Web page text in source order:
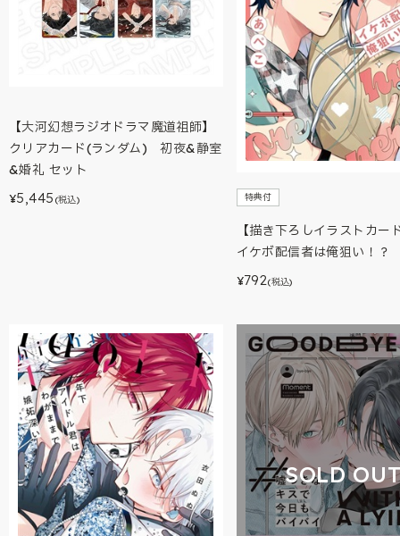
【大河幻想ラジオドラマ魔道祖師】
クリアカード(ランダム) 初夜&静室
&婚礼 セット
¥5,445 (税込) 特典付
【描き下ろしイラストカー
イケボ配信者は俺狙い！
¥792(税込)
SOLD